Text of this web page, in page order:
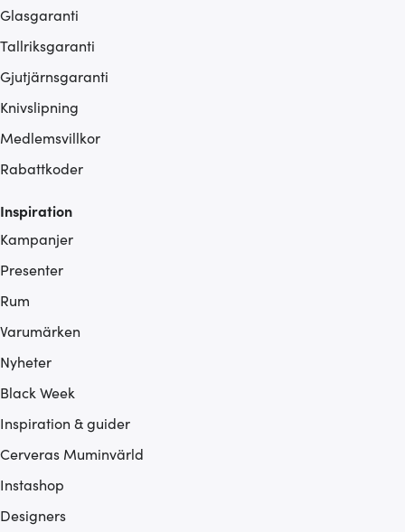
Glasgaranti
Tallriksgaranti
Gjutjärnsgaranti
Knivslipning
Medlemsvillkor
Rabattkoder
Inspiration
Kampanjer
Presenter
Rum
Varumärken
Nyheter
Black Week
Inspiration & guider
Cerveras Muminvärld
Instashop
Designers